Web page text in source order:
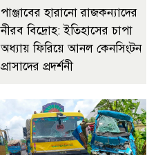
পাঞ্জাবের হারানো রাজকন্যাদের
নীরব বিদ্রোহ: ইতিহাসের চাপা
অধ্যায় ফিরিয়ে আনল কেনসিংটন
প্রাসাদের প্রদর্শনী